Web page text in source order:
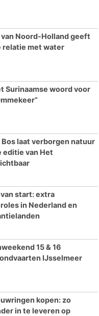
van Noord-Holland geeft
relatie met water
Surinaamse woord voor
laat verborgen natuur
editie van Het
start: extra
in Nederland en
15 & 16
IJsselmeer
kopen: zo
in te leveren op